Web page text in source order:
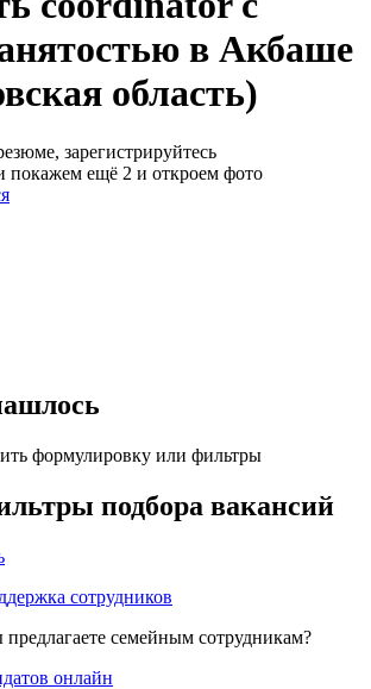
в Акбаше
область)
зарегистрируйтесь
покажем ещё 2 и откроем фото
формулировку или фильтры
подбора вакансий
сотрудников
семейным сотрудникам?
онлайн